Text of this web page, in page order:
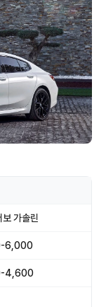
가솔린
6,000
4,600